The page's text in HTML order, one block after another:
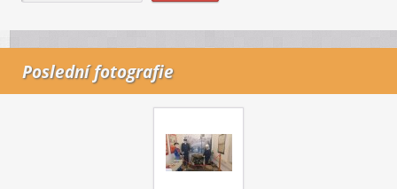
Poslední fotografie